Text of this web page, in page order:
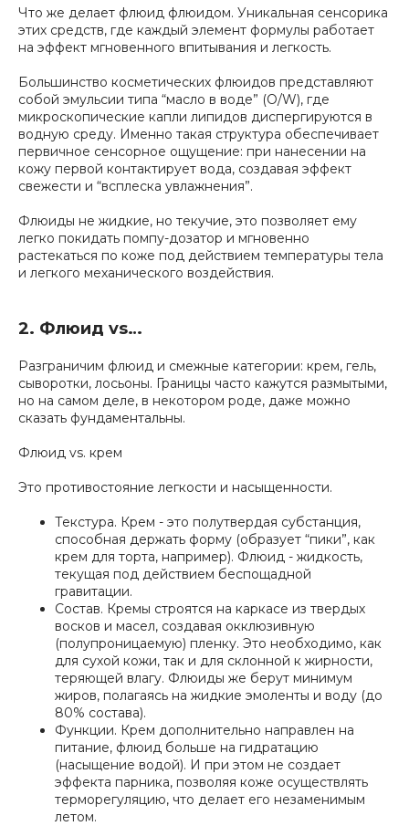
Что же делает флюид флюидом. Уникальная сенсорика
этих средств, где каждый элемент формулы работает
на эффект мгновенного впитывания и легкость.
Большинство косметических флюидов представляют
собой эмульсии типа “масло в воде” (O/W), где
микроскопические капли липидов диспергируются в
водную среду. Именно такая структура обеспечивает
первичное сенсорное ощущение: при нанесении на
кожу первой контактирует вода, создавая эффект
свежести и “всплеска увлажнения”.
Флюиды не жидкие, но текучие, это позволяет ему
легко покидать помпу-дозатор и мгновенно
растекаться по коже под действием температуры тела
и легкого механического воздействия.
2. Флюид vs…
Разграничим флюид и смежные категории: крем, гель,
сыворотки, лосьоны. Границы часто кажутся размытыми,
но на самом деле, в некотором роде, даже можно
сказать фундаментальны.
Флюид vs. крем
Это противостояние легкости и насыщенности.
Текстура. Крем - это полутвердая субстанция,
способная держать форму (образует “пики”, как
крем для торта, например). Флюид - жидкость,
текущая под действием беспощадной
гравитации.
Состав. Кремы строятся на каркасе из твердых
восков и масел, создавая окклюзивную
(полупроницаемую) пленку. Это необходимо, как
для сухой кожи, так и для склонной к жирности,
теряющей влагу. Флюиды же берут минимум
жиров, полагаясь на жидкие эмоленты и воду (до
80% состава).
Функции. Крем дополнительно направлен на
питание, флюид больше на гидратацию
(насыщение водой). И при этом не создает
эффекта парника, позволяя коже осуществлять
терморегуляцию, что делает его незаменимым
летом.